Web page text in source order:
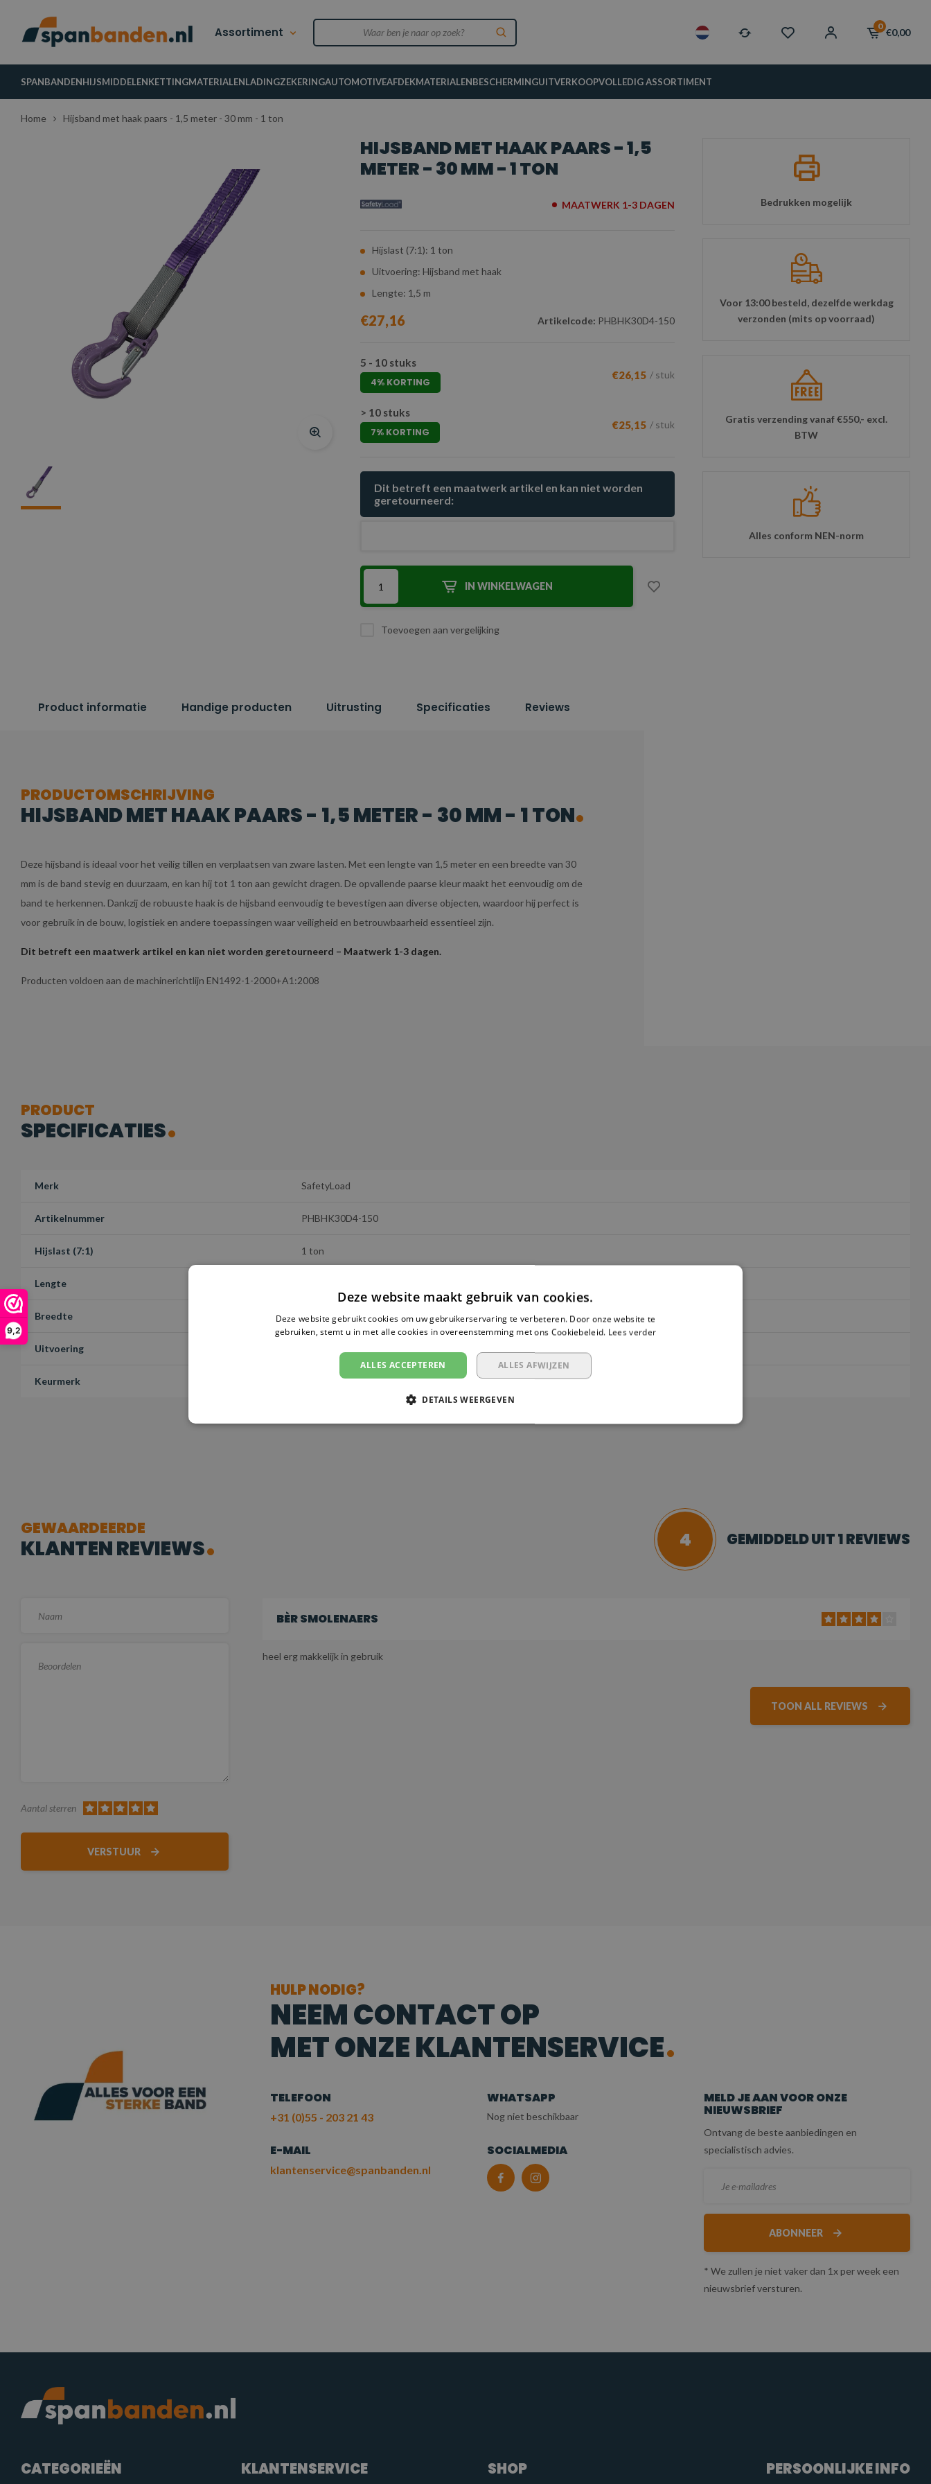
9,2
Assortiment 0
€0,00
SPANBANDENHIJSMIDDELENKETTINGMATERIALENLADINGZEKERINGAUTOMOTIVEAFDEKMATERIALENBESCHERMINGUITVERKOOPVOLLEDIG ASSORTIMENT
Home Hijsband met haak paars - 1,5 meter - 30 mm - 1 ton
HIJSBAND MET HAAK PAARS - 1,5
METER - 30 MM - 1 TON
MAATWERK 1-3 DAGEN
Hijslast (7:1): 1 ton
Uitvoering: Hijsband met haak
Lengte: 1,5 m
€27,16 Artikelcode: PHBHK30D4-150
5 - 10 stuks
4% KORTING
€26,15 / stuk
> 10 stuks
7% KORTING
€25,15 / stuk
Dit betreft een maatwerk artikel en kan niet worden
geretourneerd:
IN WINKELWAGEN
Toevoegen aan vergelijking
Bedrukken mogelijk
Voor 13:00 besteld, dezelfde werkdag
verzonden (mits op voorraad)
Gratis verzending vanaf €550,- excl.
BTW
Alles conform NEN-norm
Product informatie Handige producten Uitrusting Specificaties Reviews
PRODUCTOMSCHRIJVING
HIJSBAND MET HAAK PAARS - 1,5 METER - 30 MM - 1 TON
Deze hijsband is ideaal voor het veilig tillen en verplaatsen van zware lasten. Met een lengte van 1,5 meter en een breedte van 30
mm is de band stevig en duurzaam, en kan hij tot 1 ton aan gewicht dragen. De opvallende paarse kleur maakt het eenvoudig om de
band te herkennen. Dankzij de robuuste haak is de hijsband eenvoudig te bevestigen aan diverse objecten, waardoor hij perfect is
voor gebruik in de bouw, logistiek en andere toepassingen waar veiligheid en betrouwbaarheid essentieel zijn.
Dit betreft een maatwerk artikel en kan niet worden geretourneerd – Maatwerk 1-3 dagen.
Producten voldoen aan de machinerichtlijn EN1492-1-2000+A1:2008
PRODUCT
SPECIFICATIES
Merk SafetyLoad
Artikelnummer PHBHK30D4-150
Hijslast (7:1) 1 ton
Lengte
Breedte 30 mm
Uitvoering
Keurmerk TUV/GS gecertificeerd
GEWAARDEERDE
KLANTEN REVIEWS 4 GEMIDDELD UIT 1 REVIEWS
Aantal sterren
VERSTUUR
BÈR SMOLENAERS
heel erg makkelijk in gebruik
TOON ALL REVIEWS
HULP NODIG?
NEEM CONTACT OP
MET ONZE KLANTENSERVICE
TELEFOON
+31 (0)55 - 203 21 43
WHATSAPP
Nog niet beschikbaar
E-MAIL
klantenservice@spanbanden.nl
SOCIALMEDIA
MELD JE AAN VOOR ONZE
NIEUWSBRIEF
Ontvang de beste aanbiedingen en
specialistisch advies.
ABONNEER
* We zullen je niet vaker dan 1x per week een
nieuwsbrief versturen.
CATEGORIEËN KLANTENSERVICE SHOP PERSOONLIJKE INFO
Deze website maakt gebruik van cookies.
Deze website gebruikt cookies om uw gebruikerservaring te verbeteren. Door onze website te
gebruiken, stemt u in met alle cookies in overeenstemming met ons Cookiebeleid. Lees verder
ALLES ACCEPTEREN ALLES AFWIJZEN
DETAILS WEERGEVEN